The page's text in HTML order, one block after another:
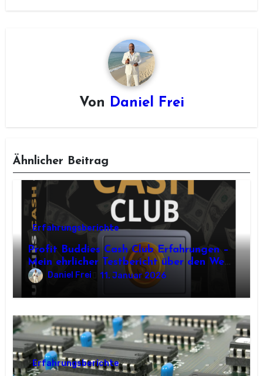
Von Daniel Frei
Ähnlicher Beitrag
Erfahrungsberichte
Profit Buddies Cash Club Erfahrungen –
Mein ehrlicher Testbericht über den Weg
zum Online-Einkommen
Daniel Frei 11. Januar 2026
Erfahrungsberichte